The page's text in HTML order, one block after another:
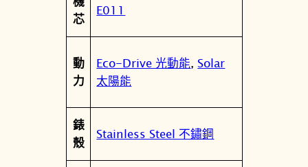
面
E
2
3
1
-
7
性
值
芯
E011
動
力
Eco-Drive 光動能,Solar
太陽能
錶
殼
Stainless Steel 不鏽鋼